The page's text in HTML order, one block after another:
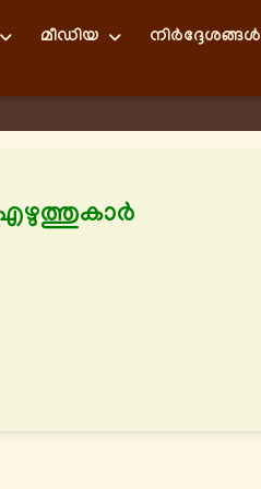
മീഡിയ നിർദ്ദേശങ്ങൾ
എഴുത്തുകാര്‍